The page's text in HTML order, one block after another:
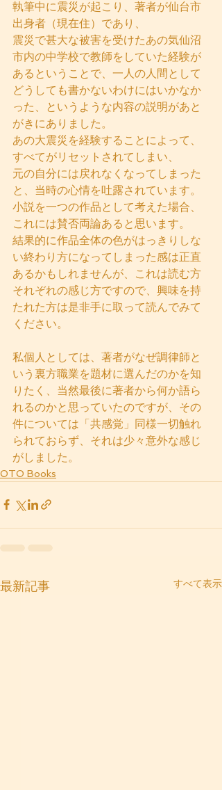
執筆中に震災が起こり、著者が仙台市
出身者（現在住）であり、
震災で甚大な被害を受けたあの気仙沼
市内の中学校で教師をしていた経験が
あるということで、一人の人間として
どうしても書かないわけにはいかなか
った、というような内容の説明があと
がきにありました。
あの大震災を経験することによって、
すべてがリセットされてしまい、
元の自分には戻れなくなってしまった
と、当時の心情を吐露されています。
小説を一つの作品として考えた場合、
これには賛否両論あると思います。
結果的に作品全体の色がはっきりしな
い終わり方になってしまった感は正直
あるかもしれませんが、これは読む方
それぞれの感じ方ですので、興味を持
たれた方は是非手に取って読んでみて
ください。
私個人としては、著者がなぜ調律師と
いう裏方職業を題材に選んだのかを知
りたく、当然最後に著者から何か語ら
れるのかと思っていたのですが、その
件については「共感覚」同様一切触れ
られておらず、それは少々意外な感じ
がしました。
OTO Books
最新記事 すべて表示